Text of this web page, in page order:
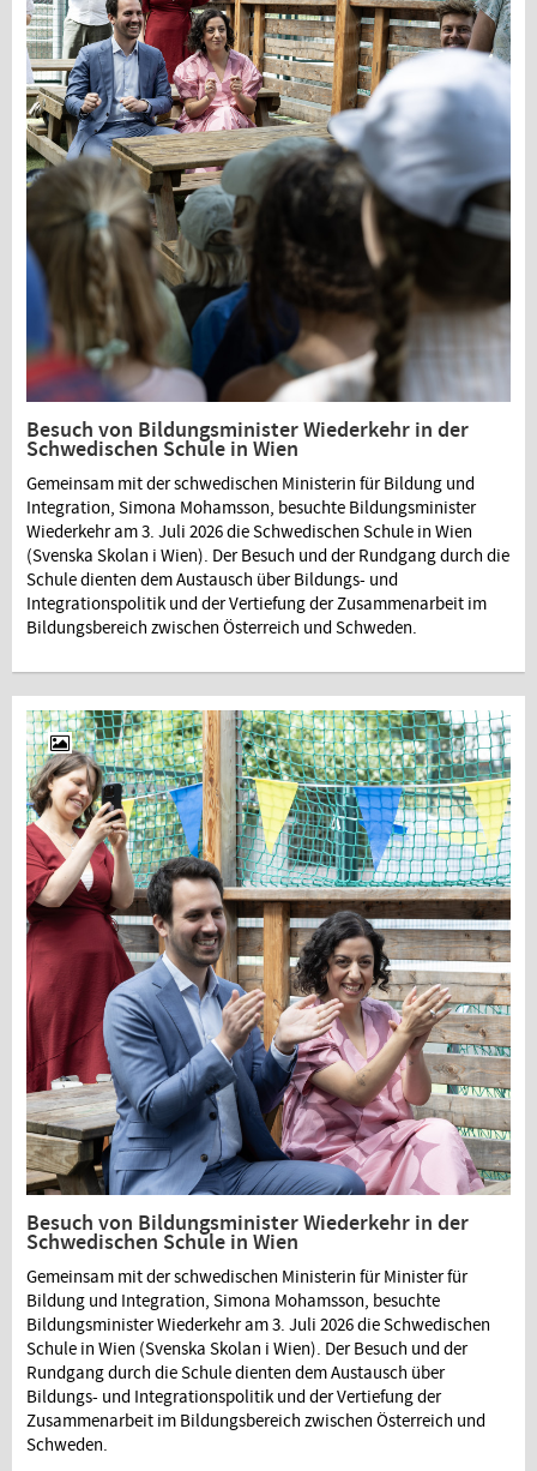
Besuch von Bildungsminister Wiederkehr in der
Schwedischen Schule in Wien
Gemeinsam mit der schwedischen Ministerin für Bildung und
Integration, Simona Mohamsson, besuchte Bildungsminister
Wiederkehr am 3. Juli 2026 die Schwedischen Schule in Wien
(Svenska Skolan i Wien). Der Besuch und der Rundgang durch die
Schule dienten dem Austausch über Bildungs- und
Integrationspolitik und der Vertiefung der Zusammenarbeit im
Bildungsbereich zwischen Österreich und Schweden.
Besuch von Bildungsminister Wiederkehr in der
Schwedischen Schule in Wien
Gemeinsam mit der schwedischen Ministerin für Minister für
Bildung und Integration, Simona Mohamsson, besuchte
Bildungsminister Wiederkehr am 3. Juli 2026 die Schwedischen
Schule in Wien (Svenska Skolan i Wien). Der Besuch und der
Rundgang durch die Schule dienten dem Austausch über
Bildungs- und Integrationspolitik und der Vertiefung der
Zusammenarbeit im Bildungsbereich zwischen Österreich und
Schweden.